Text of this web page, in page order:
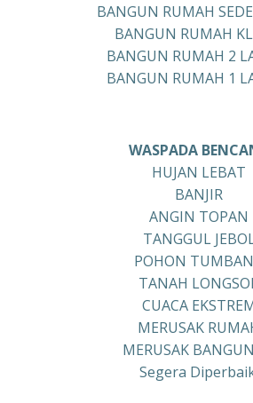
BANGUN RUMAH
BANGUN RUMAH
BANGUN RUMAH 2
BANGUN RUMAH 1
WASPADA
HUJAN LEBAT
BANJIR
ANGIN TOPAN
TANGGUL
POHON
TANAH
CUACA
MERUSAK
MERUSAK
Segera